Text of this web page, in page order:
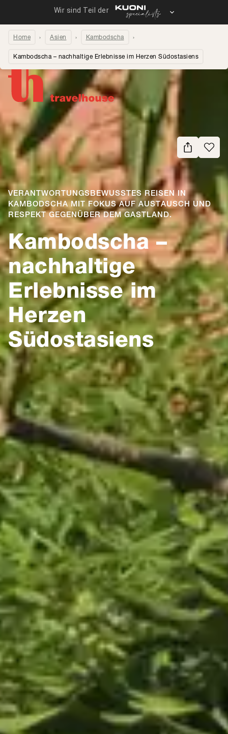
Home Asien Kambodscha
Kambodscha – nachhaltige Erlebnisse im Herzen Südostasiens
Kambodscha –
nachhaltige
Erlebnisse im
Herzen
Südostasiens
VERANTWORTUNGSBEWUSSTES REISEN IN
KAMBODSCHA MIT FOKUS AUF AUSTAUSCH UND
RESPEKT GEGENÜBER DEM GASTLAND.